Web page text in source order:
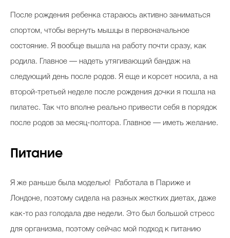
После рождения ребенка стараюсь активно заниматься
спортом, чтобы вернуть мышцы в первоначальное
состояние. Я вообще вышла на работу почти сразу, как
родила. Главное — надеть утягивающий бандаж на
следующий день после родов. Я еще и корсет носила, а на
второй-третьей неделе после рождения дочки я пошла на
пилатес. Так что вполне реально привести себя в порядок
после родов за месяц-полтора. Главное — иметь желание.
Питание
Я же раньше была моделью! Работала в Париже и
Лондоне, поэтому сидела на разных жестких диетах, даже
как-то раз голодала две недели. Это был большой стресс
для организма, поэтому сейчас мой подход к питанию